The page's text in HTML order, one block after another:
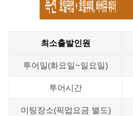
최소출발인원
투어일(화요일~일요일)
투어시간
미팅장소(픽업요금 별도)